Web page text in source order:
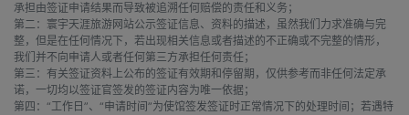
承担由签证申请结果而导致被追溯任何赔偿的责任和义务；
第二：寰宇天涯旅游网站公示签证信息、资料的描述，虽然我们力求准确与完
整，但是在任何情况下，若出现相关信息或者描述的不正确或不完整的情形，
我们并不向申请人或者任何第三方承担任何责任；
第三：有关签证资料上公布的签证有效期和停留期，仅供参考而非任何法定承
诺，一切均以签证官签发的签证内容为唯一依据；
第四：“工作日”、“申请时间”为使馆签发签证时正常情况下的处理时间；若遇特